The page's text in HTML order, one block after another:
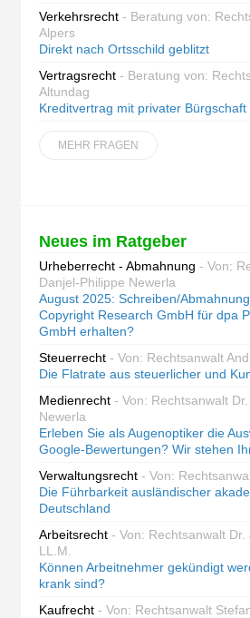
Verkehrsrecht - Beratung von:
Alpers
Direkt nach Ortsschild geblitzt
Vertragsrecht - Beratung von:
Altundag
Kreditvertrag mit privater Bürgschaft
MEHR FRAGEN
Neues im Ratgeber
Urheberrecht - Abmahnung - Von:
Danjel-Philippe Newerla
August 2025: Schreiben/
Copyright Research GmbH für dpa
GmbH erhalten?
Steuerrecht - Von: Rechtsanwalt
Die Flatrate aus steuerlicher und
Medienrecht - Von: Rechtsanwalt
Newerla
Erleben Sie als Augenoptiker die
Google-Bewertungen? Wir stehen
Verwaltungsrecht - Von:
Die Führbarkeit ausländischer
Deutschland
Arbeitsrecht - Von: Rechtsanwalt Dr.
LL.M.
Können Arbeitnehmer gekündigt
krank sind?
Kaufrecht - Von: Rechtsanwalt